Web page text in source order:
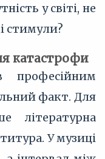
у світі, не
стимули?
катастрофи
професійним
факт. Для
У музиці